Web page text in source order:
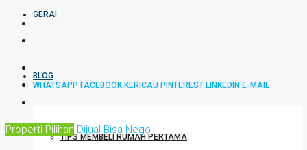
GERAI
BLOG
TIPS MEMBELI RUMAH PERTAMA
WHATSAPP FACEBOOK KERICAU PINTEREST LINKEDIN E-MAIL
Properti Pilihan Dijual Bisa Nego